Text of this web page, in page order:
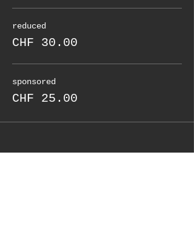
reduced
CHF 30.00
sponsored
CHF 25.00